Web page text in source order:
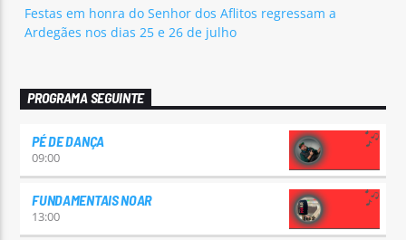
Festas em honra do Senhor dos Aflitos regressam a
Ardegães nos dias 25 e 26 de julho
PROGRAMA SEGUINTE
PÉ DE DANÇA
09:00
FUNDAMENTAIS NOAR
13:00